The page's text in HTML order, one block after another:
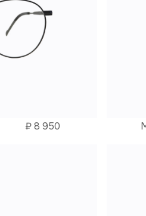
₽8 950